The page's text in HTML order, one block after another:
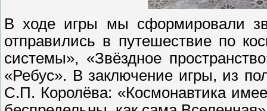
В ходе игры мы сформировали
отправились в путешествие по
системы», «Звёздное
«Ребус». В заключение игры, из
С.П. Королёва: «Космонавтика